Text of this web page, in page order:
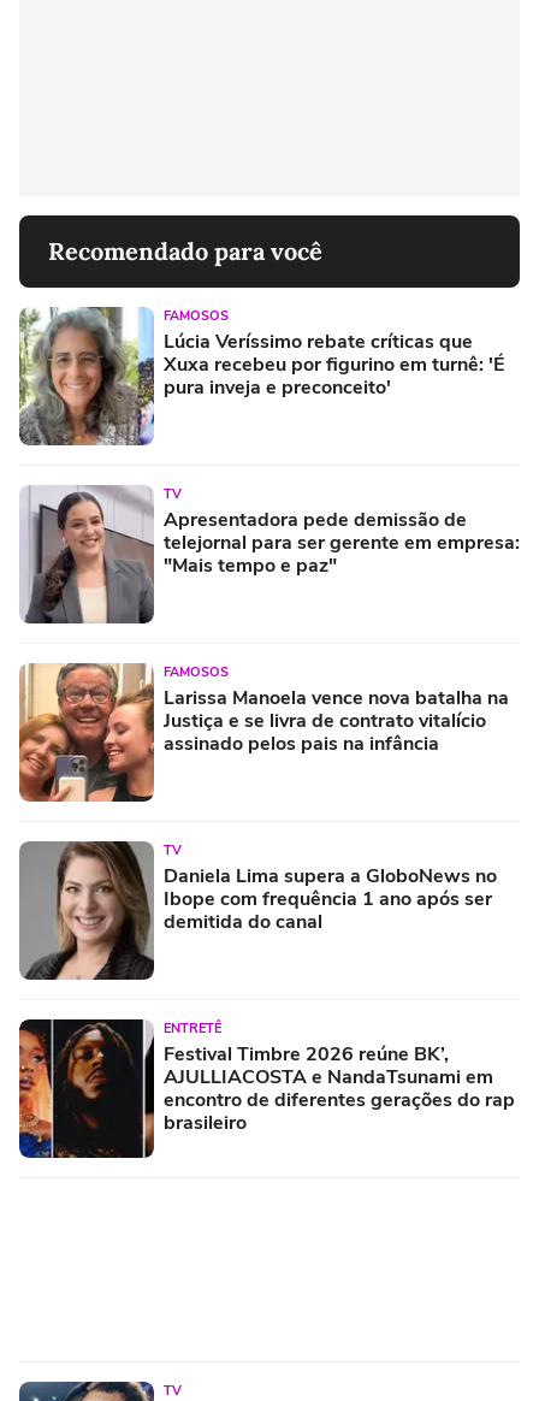
Recomendado para você
FAMOSOS
Lúcia Veríssimo rebate críticas que
Xuxa recebeu por figurino em turnê: 'É
pura inveja e preconceito'
TV
Apresentadora pede demissão de
telejornal para ser gerente em empresa:
"Mais tempo e paz"
FAMOSOS
Larissa Manoela vence nova batalha na
Justiça e se livra de contrato vitalício
assinado pelos pais na infância
TV
Daniela Lima supera a GloboNews no
Ibope com frequência 1 ano após ser
demitida do canal
ENTRETÊ
Festival Timbre 2026 reúne BK’,
AJULLIACOSTA e NandaTsunami em
encontro de diferentes gerações do rap
brasileiro
TV